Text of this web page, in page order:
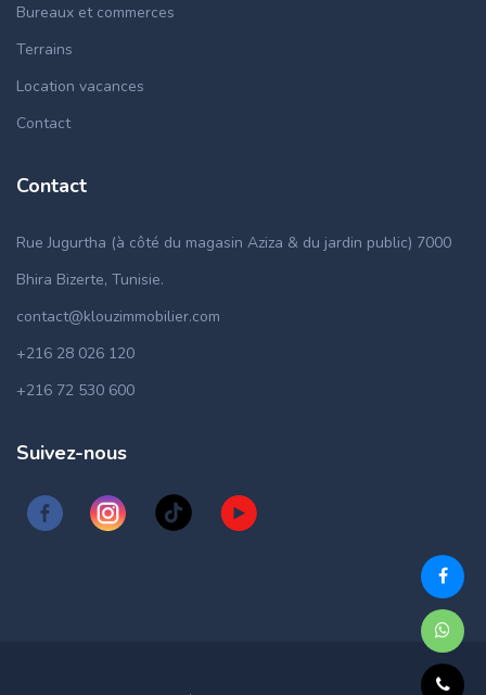
Bureaux et commerces
Terrains
Location vacances
Contact
Contact
Rue Jugurtha (à côté du magasin Aziza & du jardin public) 7000
Bhira Bizerte, Tunisie.
contact@klouzimmobilier.com
+216 28 026 120
+216 72 530 600
Suivez-nous